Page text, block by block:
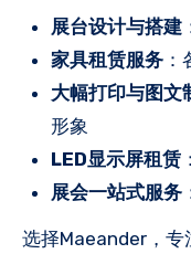
展台设计与搭建
家具租赁服务：
大幅打印与图文
形象
LED显示屏租赁
展会一站式服务
选择Maeander，专